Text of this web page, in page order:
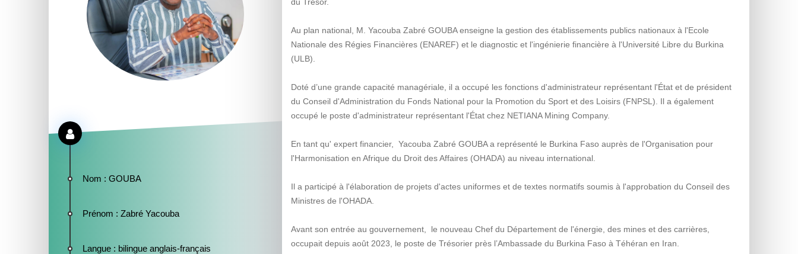
Nom : GOUBA
Prénom : Zabré Yacouba
Langue : bilingue anglais-français
Au plan national, M. Yacouba Zabré GOUBA enseigne la gestion des établissements publics nationaux à l'Ecole
Nationale des Régies Financières (ENAREF) et le diagnostic et l'ingénierie financière à l'Université Libre du Burkina
(ULB).
Doté d’une grande capacité managériale, il a occupé les fonctions d'administrateur représentant l'État et de président
du Conseil d'Administration du Fonds National pour la Promotion du Sport et des Loisirs (FNPSL). Il a également
occupé le poste d'administrateur représentant l'État chez NETIANA Mining Company.
En tant qu' expert financier, Yacouba Zabré GOUBA a représenté le Burkina Faso auprès de l'Organisation pour
l'Harmonisation en Afrique du Droit des Affaires (OHADA) au niveau international.
Il a participé à l'élaboration de projets d'actes uniformes et de textes normatifs soumis à l'approbation du Conseil des
Ministres de l'OHADA.
Avant son entrée au gouvernement, le nouveau Chef du Département de l'énergie, des mines et des carrières,
occupait depuis août 2023, le poste de Trésorier près l’Ambassade du Burkina Faso à Téhéran en Iran.